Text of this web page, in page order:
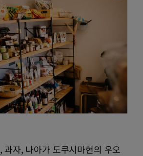
과자, 나아가 도쿠시마현의 우오